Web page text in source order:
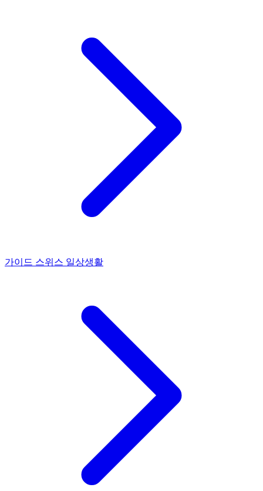
가이드 스위스 일상생활